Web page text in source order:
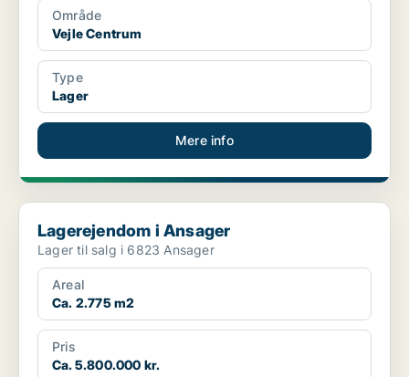
Område
Vejle Centrum
Type
Lager
Mere info
Lagerejendom i Ansager
Lagerejendom i Ansager
Lager til salg i 6823 Ansager
Areal
Ca. 2.775 m2
Pris
Ca. 5.800.000 kr.